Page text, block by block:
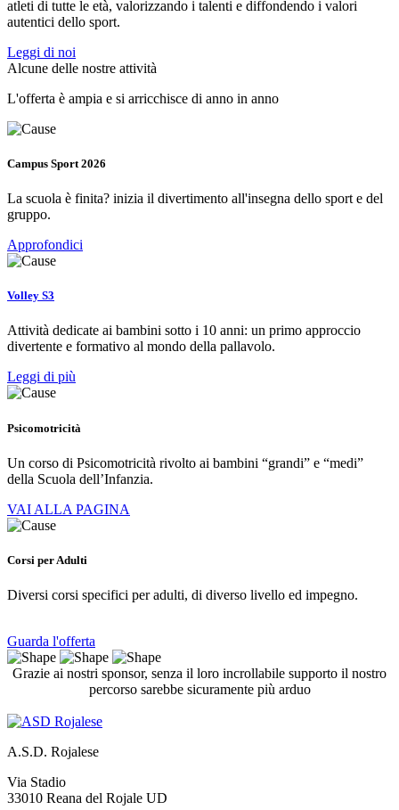
atleti di tutte le età, valorizzando i talenti e diffondendo i valori
autentici dello sport.
Leggi di noi
Alcune delle nostre attività
L'offerta è ampia e si arricchisce di anno in anno
Campus Sport 2026
La scuola è finita? inizia il divertimento all'insegna dello sport e del
gruppo.
Approfondici
Volley S3
Attività dedicate ai bambini sotto i 10 anni: un primo approccio
divertente e formativo al mondo della pallavolo.
Leggi di più
Psicomotricità
Un corso di Psicomotricità rivolto ai bambini “grandi” e “medi”
della Scuola dell’Infanzia.
VAI ALLA PAGINA
Corsi per Adulti
Diversi corsi specifici per adulti, di diverso livello ed impegno.
Guarda l'offerta
Grazie ai nostri sponsor, senza il loro incrollabile supporto il nostro
percorso sarebbe sicuramente più arduo
A.S.D. Rojalese
Via Stadio
33010 Reana del Rojale UD